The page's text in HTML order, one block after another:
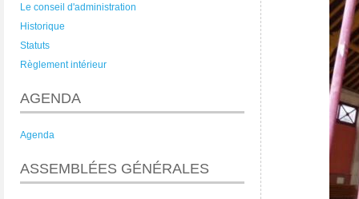
Le conseil d'administration
Historique
Statuts
Règlement intérieur
AGENDA
Agenda
ASSEMBLÉES GÉNÉRALES